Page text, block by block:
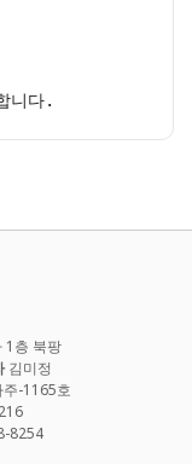
니다.
1층 북팡
김미정
-1165호
8254